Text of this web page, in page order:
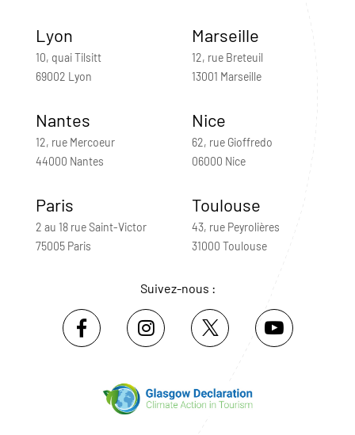
Lyon
10, quai Tilsitt
69002 Lyon
Marseille
12, rue Breteuil
13001 Marseille
Nantes
12, rue Mercoeur
44000 Nantes
Nice
62, rue Gioffredo
06000 Nice
Paris
2 au 18 rue Saint-Victor
75005 Paris
Toulouse
43, rue Peyrolières
31000 Toulouse
Suivez-nous :